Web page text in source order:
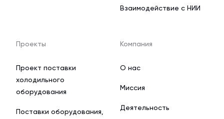
Взаимодействие с НИИ
Проекты
Проект поставки
холодильного
оборудования
Поставки оборудования,
Компания
О нас
Миссия
Деятельность